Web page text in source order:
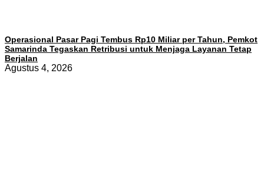
Operasional Pasar Pagi Tembus Rp10 Miliar per Tahun, Pemkot
Samarinda Tegaskan Retribusi untuk Menjaga Layanan Tetap
Berjalan
Agustus 4, 2026